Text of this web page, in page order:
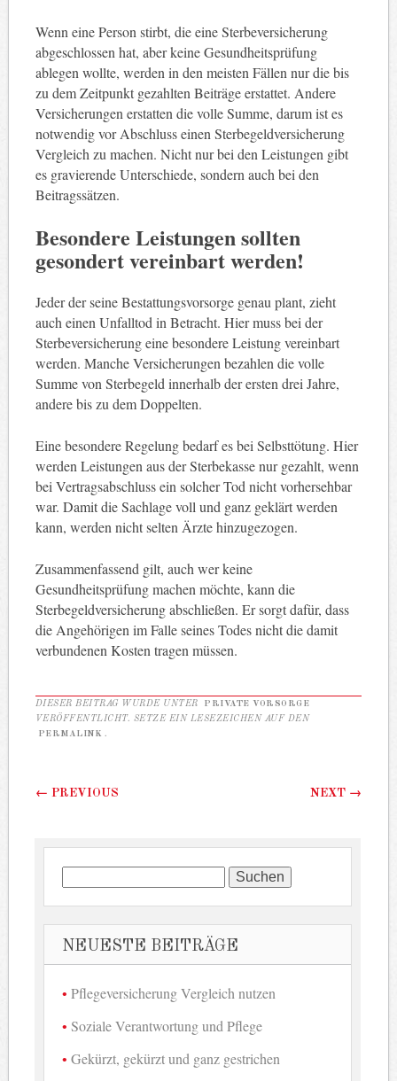
Wenn eine Person stirbt, die eine Sterbeversicherung
abgeschlossen hat, aber keine Gesundheitsprüfung
ablegen wollte, werden in den meisten Fällen nur die bis
zu dem Zeitpunkt gezahlten Beiträge erstattet. Andere
Versicherungen erstatten die volle Summe, darum ist es
notwendig vor Abschluss einen Sterbegeldversicherung
Vergleich zu machen. Nicht nur bei den Leistungen gibt
es gravierende Unterschiede, sondern auch bei den
Beitragssätzen.
Besondere Leistungen sollten
gesondert vereinbart werden!
Jeder der seine Bestattungsvorsorge genau plant, zieht
auch einen Unfalltod in Betracht. Hier muss bei der
Sterbeversicherung eine besondere Leistung vereinbart
werden. Manche Versicherungen bezahlen die volle
Summe von Sterbegeld innerhalb der ersten drei Jahre,
andere bis zu dem Doppelten.
Eine besondere Regelung bedarf es bei Selbsttötung. Hier
werden Leistungen aus der Sterbekasse nur gezahlt, wenn
bei Vertragsabschluss ein solcher Tod nicht vorhersehbar
war. Damit die Sachlage voll und ganz geklärt werden
kann, werden nicht selten Ärzte hinzugezogen.
Zusammenfassend gilt, auch wer keine
Gesundheitsprüfung machen möchte, kann die
Sterbegeldversicherung abschließen. Er sorgt dafür, dass
die Angehörigen im Falle seines Todes nicht die damit
verbundenen Kosten tragen müssen.
DIESER BEITRAG WURDE UNTER
PRIVATE VORSORGE
VERÖFFENTLICHT. SETZE EIN LESEZEICHEN AUF DEN
PERMALINK
Beitragsnavigation
← PREVIOUS NEXT →
nach:
NEUESTE BEITRÄGE
Pflegeversicherung Vergleich nutzen
Soziale Verantwortung und Pflege
Gekürzt, gekürzt und ganz gestrichen